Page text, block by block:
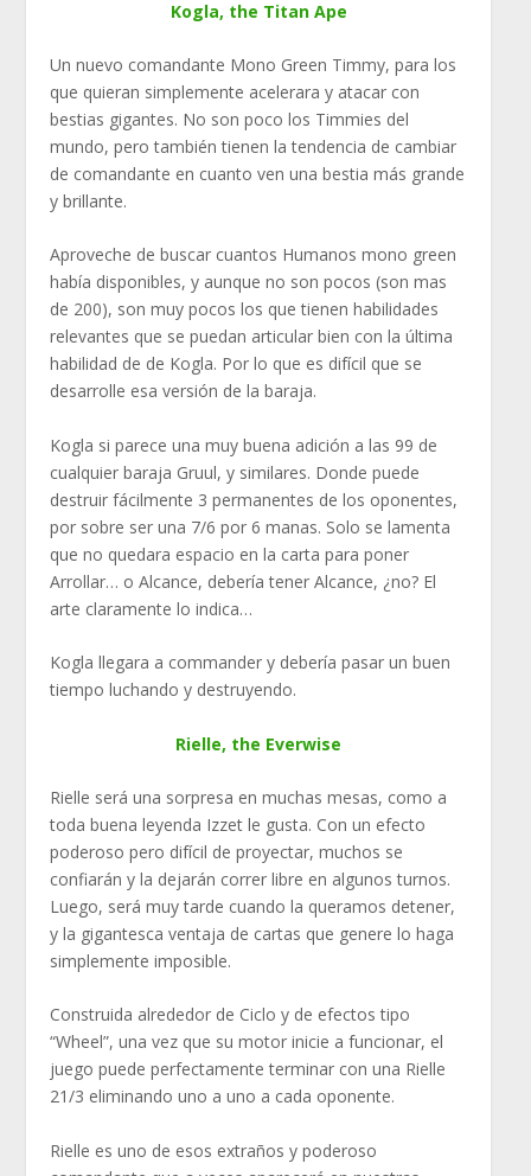
Kogla, the Titan Ape
Un nuevo comandante Mono Green Timmy, para los
que quieran simplemente acelerara y atacar con
bestias gigantes. No son poco los Timmies del
mundo, pero también tienen la tendencia de cambiar
de comandante en cuanto ven una bestia más grande
y brillante.
Aproveche de buscar cuantos Humanos mono green
había disponibles, y aunque no son pocos (son mas
de 200), son muy pocos los que tienen habilidades
relevantes que se puedan articular bien con la última
habilidad de de Kogla. Por lo que es difícil que se
desarrolle esa versión de la baraja.
Kogla si parece una muy buena adición a las 99 de
cualquier baraja Gruul, y similares. Donde puede
destruir fácilmente 3 permanentes de los oponentes,
por sobre ser una 7/6 por 6 manas. Solo se lamenta
que no quedara espacio en la carta para poner
Arrollar… o Alcance, debería tener Alcance, ¿no? El
arte claramente lo indica…
Kogla llegara a commander y debería pasar un buen
tiempo luchando y destruyendo.
Rielle, the Everwise
Rielle será una sorpresa en muchas mesas, como a
toda buena leyenda Izzet le gusta. Con un efecto
poderoso pero difícil de proyectar, muchos se
confiarán y la dejarán correr libre en algunos turnos.
Luego, será muy tarde cuando la queramos detener,
y la gigantesca ventaja de cartas que genere lo haga
simplemente imposible.
Construida alrededor de Ciclo y de efectos tipo
“Wheel”, una vez que su motor inicie a funcionar, el
juego puede perfectamente terminar con una Rielle
21/3 eliminando uno a uno a cada oponente.
Rielle es uno de esos extraños y poderoso